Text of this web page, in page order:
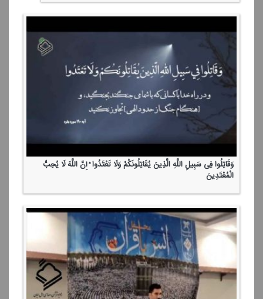
وَقَاتِلُوا فِی سَبِیلِ اللَّهِ الَّذِینَ یُقَاتِلُونَكُمْ وَلَا تَعْتَدُوا ۚ إِنَّ اللَّهَ لَا یُحِبُّ
الْمُعْتَدِینَ